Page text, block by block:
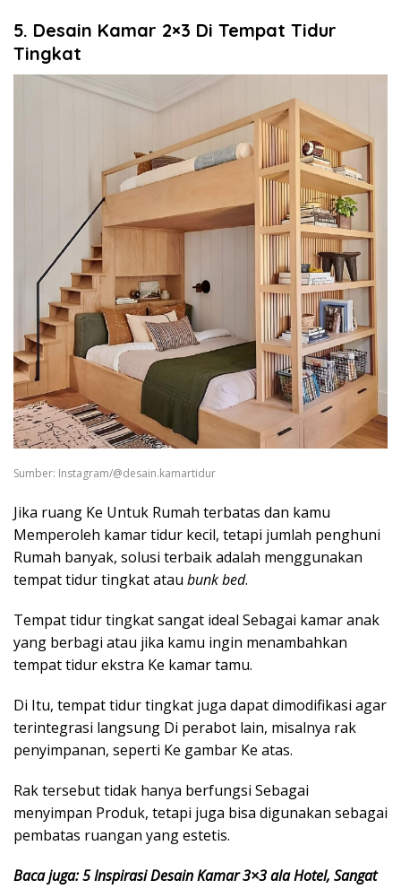
5. Desain Kamar 2×3 Di Tempat Tidur
Tingkat
Sumber: Instagram/@desain.kamartidur ⁣
Jika ruang Ke Untuk Rumah terbatas dan kamu
Memperoleh kamar tidur kecil, tetapi jumlah penghuni
Rumah banyak, solusi terbaik adalah menggunakan
tempat tidur tingkat atau bunk bed.
Tempat tidur tingkat sangat ideal Sebagai kamar anak
yang berbagi atau jika kamu ingin menambahkan
tempat tidur ekstra Ke kamar tamu.
Di Itu, tempat tidur tingkat juga dapat dimodifikasi agar
terintegrasi langsung Di perabot lain, misalnya rak
penyimpanan, seperti Ke gambar Ke atas.
Rak tersebut tidak hanya berfungsi Sebagai
menyimpan Produk, tetapi juga bisa digunakan sebagai
pembatas ruangan yang estetis.
Baca juga: 5 Inspirasi Desain Kamar 3×3 ala Hotel, Sangat